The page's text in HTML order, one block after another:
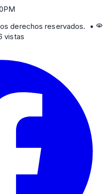
derechos reservados. •
vistas